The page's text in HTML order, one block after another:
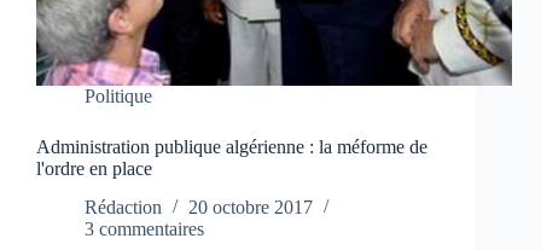
Politique
Administration publique algérienne : la méforme de
l'ordre en place
Rédaction
20 octobre 2017
3 commentaires